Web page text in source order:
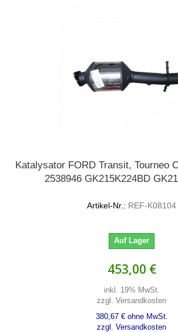
Katalysator FORD Transit, Tourneo
2538946 GK215K224BD
Artikel-Nr.: REF-K08104
Auf Lager
453,00 €
inkl. 19% MwSt.
zzgl. Versandkosten
380,67 € ohne MwSt.
zzgl. Versandkosten